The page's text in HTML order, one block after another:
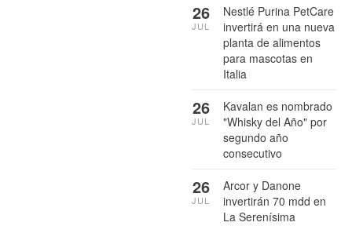
Nestlé Purina PetCare
invertirá en una nueva
planta de alimentos
para mascotas en
Italia
26
JUL
Kavalan es nombrado
"Whisky del Año" por
segundo año
consecutivo
26
JUL
Arcor y Danone
invertirán 70 mdd en
La Serenísima
26
JUL